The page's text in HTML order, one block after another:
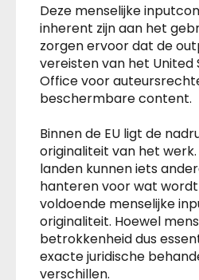
Deze menselijke
inherent zijn aan het
zorgen ervoor dat de
vereisten van het United
Office voor
beschermbare content.
Binnen de EU ligt de
originaliteit van het
landen kunnen iets
hanteren voor wat
voldoende menselijke
originaliteit. Hoewel
betrokkenheid dus
exacte juridische
verschillen.